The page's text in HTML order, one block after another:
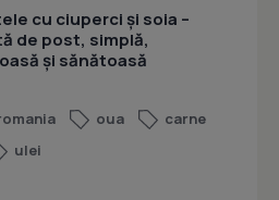
cu ciuperci și soia –
de post, simplă,
și sănătoasă
oua
carne
ulei